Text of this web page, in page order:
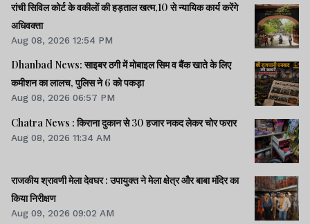
रांची सिविल कोर्ट के वकीलों की हड़ताल खत्म,10 से न्यायिक कार्य करेंगे
अधिवक्ता
Aug 08, 2026 12:54 PM
Dhanbad News: साइबर ठगी में मोबाइल सिम व बैंक खाते के लिए
कमीशन का लालच, पुलिस ने 6 को पकड़ा
Aug 08, 2026 06:57 PM
Chatra News : किराना दुकान से 30 हजार नकद लेकर चोर फरार
Aug 08, 2026 11:34 AM
राजकीय श्रावणी मेला देवघर : उपायुक्त ने मेला क्षेत्र और बाबा मंदिर का
किया निरीक्षण
Aug 09, 2026 09:02 AM